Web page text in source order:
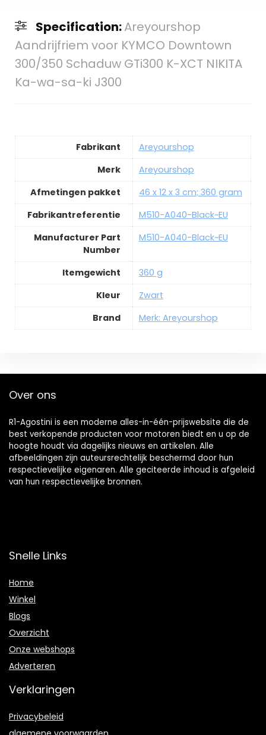
Specification:Areyourshop
Aandrijfriem voor KYMCO Downtown
300/350 Schaduw GTi300 K-XCT NIKITA
Ka-wa-sa-ki J300
Fabrikant
Areyourshop
Merk
Areyourshop
Afmetingen pakket
46 x 12 x 3 cm; 360 gram
Fabrikantreferentie
M510-A040-Black~EU
Manufacturer Part
Number
M510-A040-Black~EU
Itemgewicht
360 g
Kleur
Zwart
Brand
Merk: Areyourshop
Over ons
R1-Agostini is een moderne alles-in-één-prijswebsite die de
best verkopende producten voor motoren biedt en u op de
hoogte houdt via dagelijks nieuws en artikelen. Alle
afbeeldingen zijn auteursrechtelijk beschermd door hun
respectievelijke eigenaren. Alle geciteerde inhoud is afgeleid
van hun respectievelijke bronnen.
Snelle Links
Home
Winkel
Blogs
Overzicht
Onze webshops
Adverteren
Verklaringen
Privacybeleid